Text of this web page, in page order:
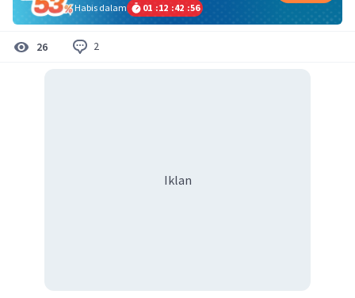
Habis dalam
01 :12 :42 :55
26 2
Iklan